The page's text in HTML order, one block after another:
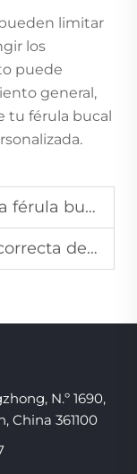
limitar
los
puede
general,
tu férula bucal
comodidad al usarla?
la irritación de las encías?
N.º 1690,
China 361100